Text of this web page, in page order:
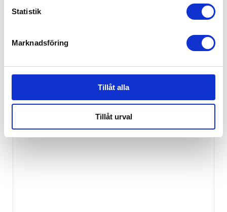
Statistik
Marknadsföring
Tillåt alla
Tillåt urval